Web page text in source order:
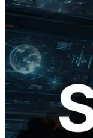
2026.05.24